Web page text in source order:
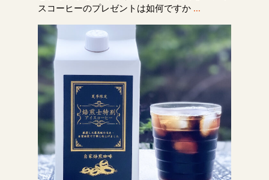
スコーヒーのプレゼントは如何ですか ...